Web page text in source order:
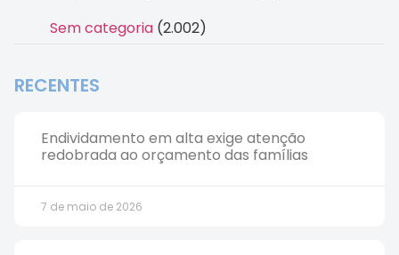
Sem categoria (2.002)
RECENTES
Endividamento em alta exige atenção
redobrada ao orçamento das famílias
7 de maio de 2026